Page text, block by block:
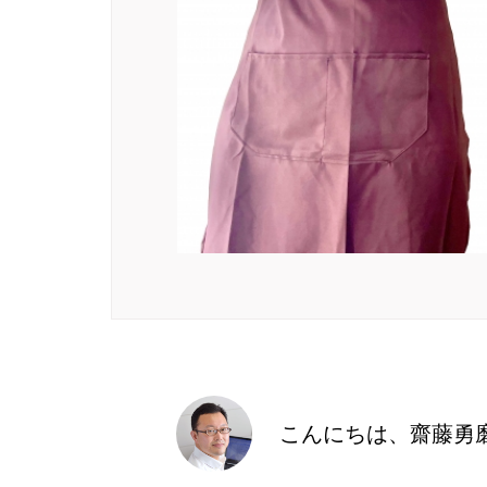
こんにちは、齋藤勇